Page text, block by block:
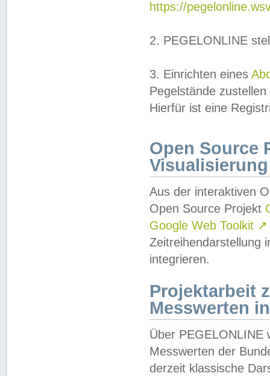
https://
2. PEGELONLINE
3. Einrichten eines
Pegelstände
Hierfür ist eine
Open Source
Visualisierung
Aus der interaktiven
Open Source Projekt
Google Web Toolkit ↗
Zeitreihendarstellung
integrieren.
Projektarbeit
Messwerten
Über PEGELONLINE
Messwerten der
derzeit klassische